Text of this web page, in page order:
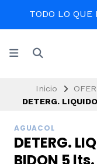
TODO LO QUE
Inicio
DETERG.
AGUACOL
DETERG.